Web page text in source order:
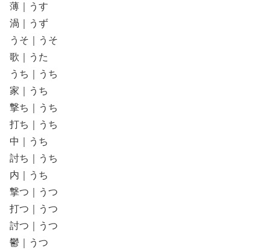
薄｜うす
渦｜うず
うそ｜うそ
歌｜うた
うち｜うち
家｜うち
撃ち｜うち
打ち｜うち
中｜うち
討ち｜うち
内｜うち
撃つ｜うつ
打つ｜うつ
討つ｜うつ
鬱｜うつ